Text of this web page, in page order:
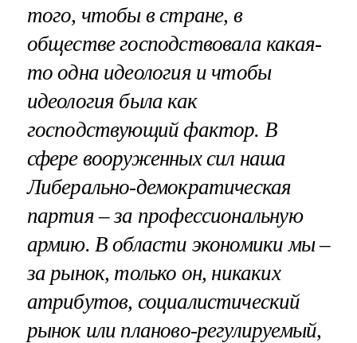
того, чтобы в стране, в
обществе господствовала какая-
то одна идеология и чтобы
идеология была как
господствующий фактор. В
сфере вооруженных сил наша
Либерально-демократическая
партия – за профессиональную
армию. В области экономики мы –
за рынок, только он, никаких
атрибутов, социалистический
рынок или планово-регулируемый,